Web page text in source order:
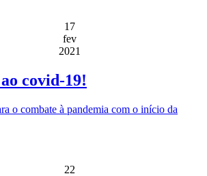
17
fev
2021
covid-19!
o combate à pandemia com o início da
22